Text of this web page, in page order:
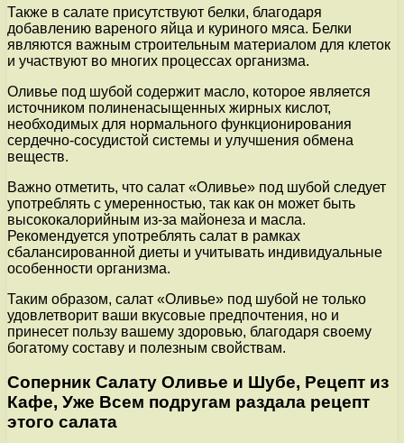
Также в салате присутствуют белки, благодаря
добавлению вареного яйца и куриного мяса. Белки
являются важным строительным материалом для клеток
и участвуют во многих процессах организма.
Оливье под шубой содержит масло, которое является
источником полиненасыщенных жирных кислот,
необходимых для нормального функционирования
сердечно-сосудистой системы и улучшения обмена
веществ.
Важно отметить, что салат «Оливье» под шубой следует
употреблять с умеренностью, так как он может быть
высококалорийным из-за майонеза и масла.
Рекомендуется употреблять салат в рамках
сбалансированной диеты и учитывать индивидуальные
особенности организма.
Таким образом, салат «Оливье» под шубой не только
удовлетворит ваши вкусовые предпочтения, но и
принесет пользу вашему здоровью, благодаря своему
богатому составу и полезным свойствам.
Соперник Салату Оливье и Шубе, Рецепт из
Кафе, Уже Всем подругам раздала рецепт
этого салата